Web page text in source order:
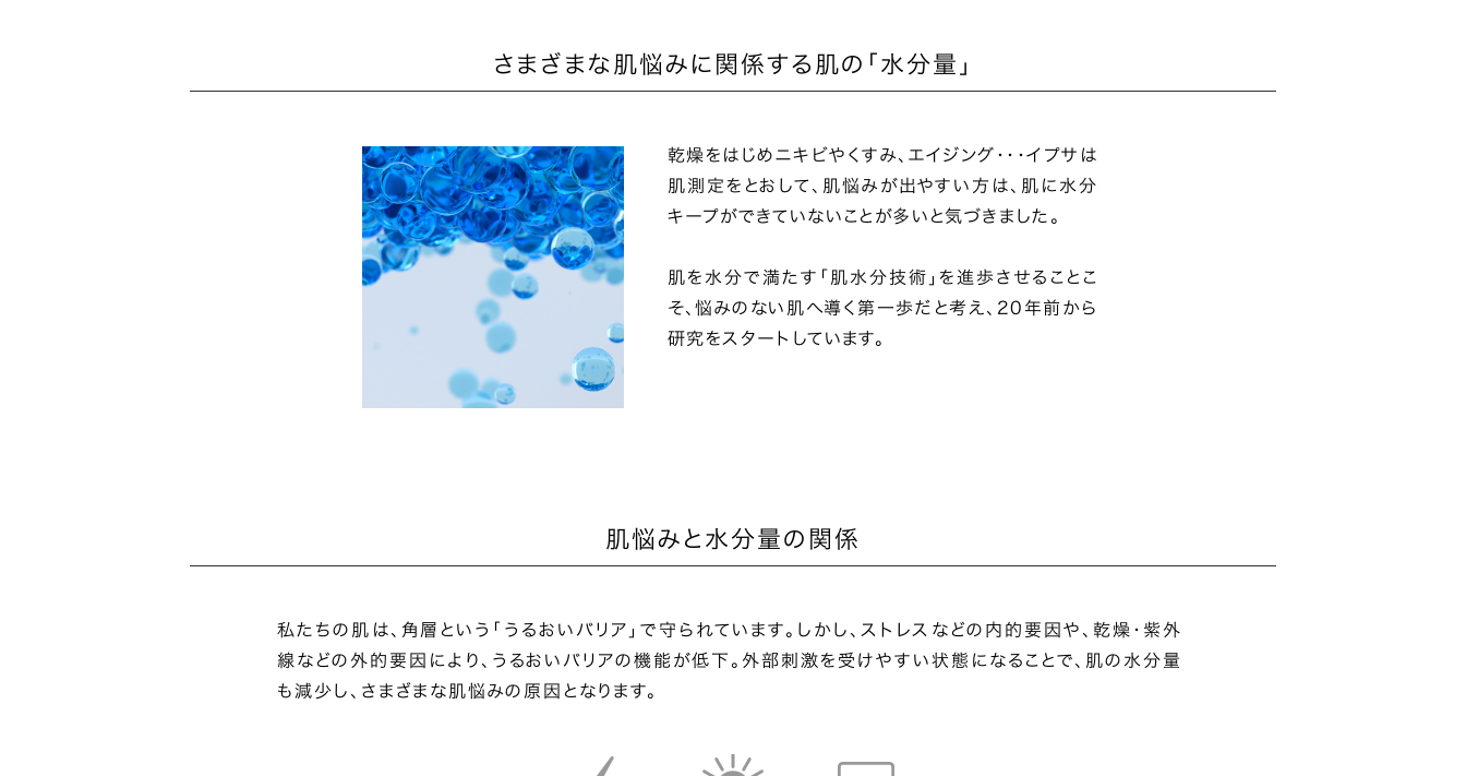
さまざまな肌悩みに関係する肌の「水分量」
乾燥をはじめニキビやくすみ、エイジング･･･イプサは
肌測定をとおして、肌悩みが出やすい方は、肌に水分
キープができていないことが多いと気づきました。
肌を水分で満たす「肌水分技術」を進歩させることこ
そ、悩みのない肌へ導く第一歩だと考え、20年前から
研究をスタートしています。
肌悩みと水分量の関係
私たちの肌は、角層という「うるおいバリア」で守られています。しかし、ストレスなどの内的要因や、乾燥・紫外
線などの外的要因により、うるおいバリアの機能が低下。外部刺激を受けやすい状態になることで、肌の水分量
も減少し、さまざまな肌悩みの原因となります。